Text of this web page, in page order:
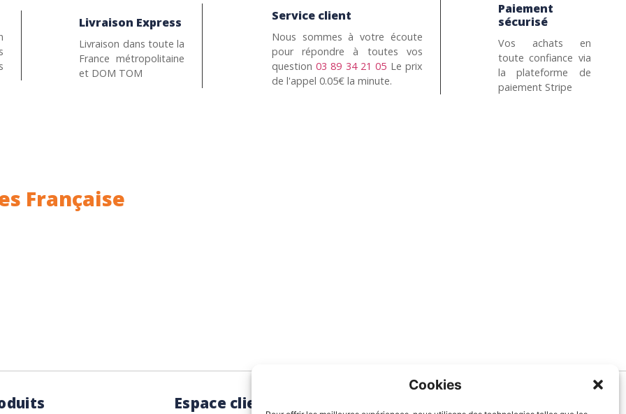
Cookies
Livraison Express
Livraison dans toute la
France métropolitaine
et DOM TOM
Service client
Nous sommes à votre écoute
pour répondre à toutes vos
question03 89 34 21 05 Le prix
de l'appel 0.05€ la minute.
Paiement
sécurisé
Vos achats en
toute confiance via
la plateforme de
paiement Stripe
Française
Espace client